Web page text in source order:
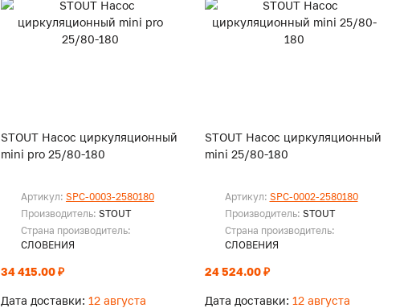
STOUT Насос циркуляционный
mini pro 25/80-180
Артикул: SPC-0003-2580180
Производитель: STOUT
Страна производитель:
СЛОВЕНИЯ
34 415.00 ₽
Дата доставки: 12 августа
STOUT Насос циркуляционный
mini 25/80-180
Артикул: SPC-0002-2580180
Производитель: STOUT
Страна производитель:
СЛОВЕНИЯ
24 524.00 ₽
Дата доставки: 12 августа